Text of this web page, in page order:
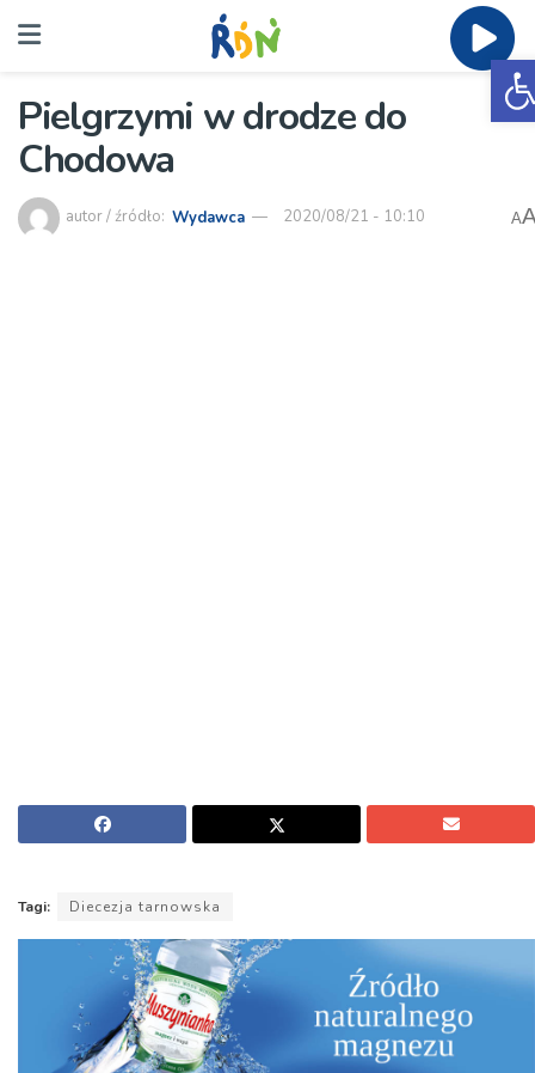
Pielgrzymi w drodze do
Chodowa
autor / źródło: Wydawca 2020/08/21 - 10:10 A
Tagi: Diecezja tarnowska